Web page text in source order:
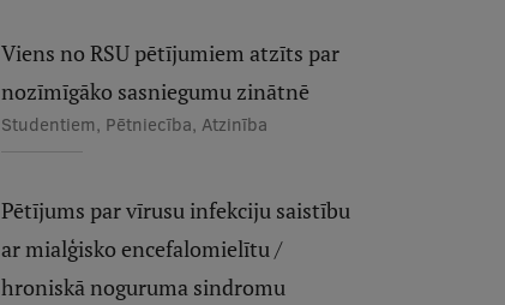
Viens no RSU pētījumiem atzīts par
nozīmīgāko sasniegumu zinātnē
Studentiem, Pētniecība, Atzinība
Pētījums par vīrusu infekciju saistību
ar mialģisko encefalomielītu /
hroniskā noguruma sindromu